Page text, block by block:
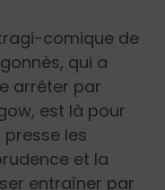
comique de
qui a
arrêter par
est là pour
presse les
et la
entraîner par